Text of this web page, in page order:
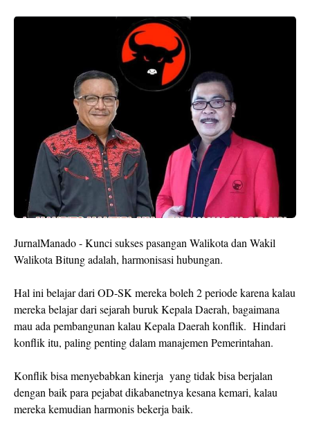
JurnalManado - Kunci sukses pasangan Walikota dan Wakil
Walikota Bitung adalah, harmonisasi hubungan.
Hal ini belajar dari OD-SK mereka boleh 2 periode karena kalau
mereka belajar dari sejarah buruk Kepala Daerah, bagaimana
mau ada pembangunan kalau Kepala Daerah konflik. Hindari
konflik itu, paling penting dalam manajemen Pemerintahan.
Konflik bisa menyebabkan kinerja yang tidak bisa berjalan
dengan baik para pejabat dikabanetnya kesana kemari, kalau
mereka kemudian harmonis bekerja baik.